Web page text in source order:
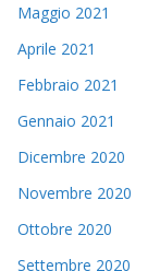
Maggio 2021
Aprile 2021
Febbraio 2021
Gennaio 2021
Dicembre 2020
Novembre 2020
Ottobre 2020
Settembre 2020